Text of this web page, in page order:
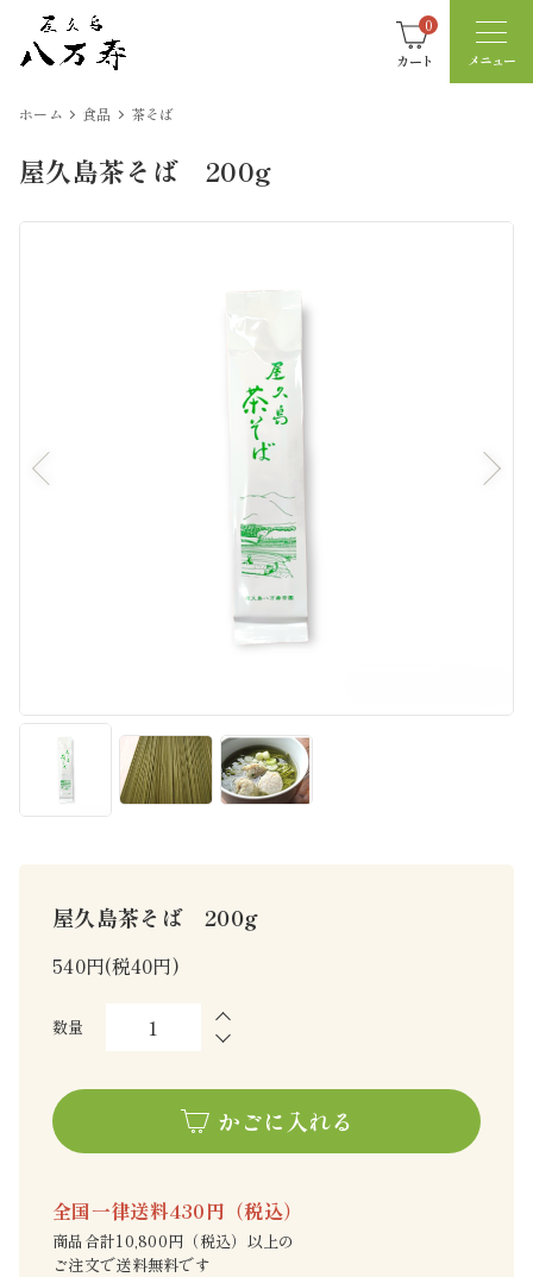
カート
0
ホーム 食品 茶そば
屋久島茶そば 200g
屋久島茶そば 200g
540円(税40円)
数量
かごに入れる
全国一律送料430円（税込）
商品合計10,800円（税込）以上の
ご注文で送料無料です